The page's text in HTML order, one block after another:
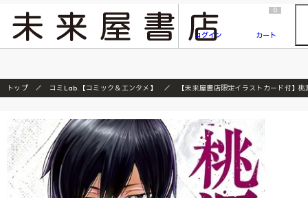
『ONE PIECE magazine 021 ONE PIECEカード付き同梱版』発売延期のご案内
ログイン
0
カート
トップ コミLab.【コミック＆エンタメ】 【未来屋書店限定イラストカード付】桃